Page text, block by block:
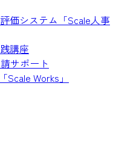
価システム「Scale人事
講座
サポート
Works」